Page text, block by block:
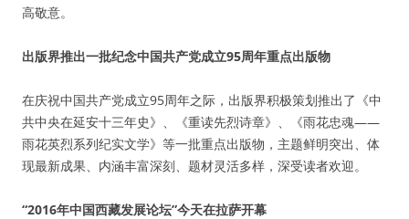
高敬意。
出版界推出一批纪念中国共产党成立95周年重点出版物
在庆祝中国共产党成立95周年之际，出版界积极策划推出了《中
共中央在延安十三年史》、《重读先烈诗章》、《雨花忠魂——
雨花英烈系列纪实文学》等一批重点出版物，主题鲜明突出、体
现最新成果、内涵丰富深刻、题材灵活多样，深受读者欢迎。
“2016年中国西藏发展论坛”今天在拉萨开幕